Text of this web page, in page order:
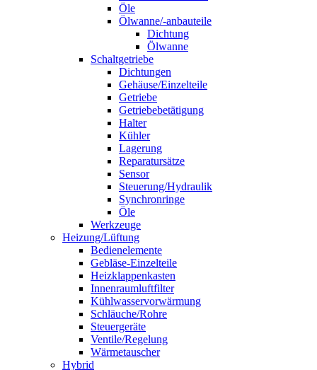
Öle
Ölwanne/-anbauteile
Dichtung
Ölwanne
Schaltgetriebe
Dichtungen
Gehäuse/Einzelteile
Getriebe
Getriebebetätigung
Halter
Kühler
Lagerung
Reparatursätze
Sensor
Steuerung/Hydraulik
Synchronringe
Öle
Werkzeuge
Heizung/Lüftung
Bedienelemente
Gebläse-Einzelteile
Heizklappenkasten
Innenraumluftfilter
Kühlwasservorwärmung
Schläuche/Rohre
Steuergeräte
Ventile/Regelung
Wärmetauscher
Hybrid